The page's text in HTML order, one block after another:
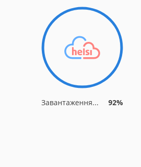
Завантаження... 92%